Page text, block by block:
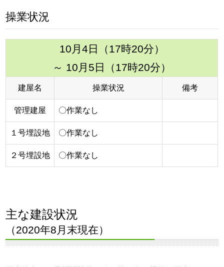
操業状況
10月4日（17時20分）
～ 10月5日（17時20分）
建屋名 操業状況 備考
管理建屋 〇作業なし
１号埋設地 〇作業なし
２号埋設地 〇作業なし
主な建設状況
（2020年8月末現在）